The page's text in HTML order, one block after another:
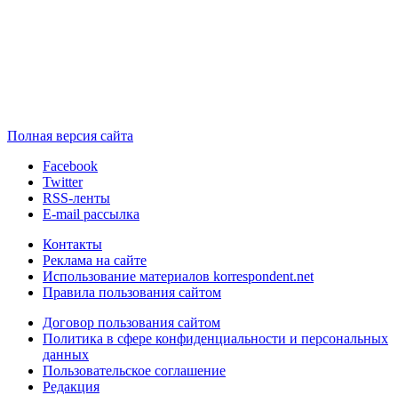
Полная версия сайта
Facebook
Twitter
RSS-ленты
E-mail рассылка
Контакты
Реклама на сайте
Использование материалов korrespondent.net
Правила пользования сайтом
Договор пользования сайтом
Политика в сфере конфиденциальности и персональных
данных
Пользовательское соглашение
Редакция